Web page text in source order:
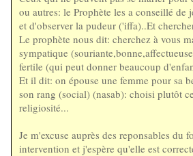
ou autres: le Prophète les a conseillé de
et d'observer la pudeur ('iffa)..Et
Le prophète nous dit: cherchez à vous
sympatique
fertile (qui peut donner beaucoup
Et il dit: on épouse une femme pour sa
son rang (social) (nasab): choisi plutôt
religiosité...
Je m'excuse auprès des reponsables du
intervention et j'espère qu'elle est